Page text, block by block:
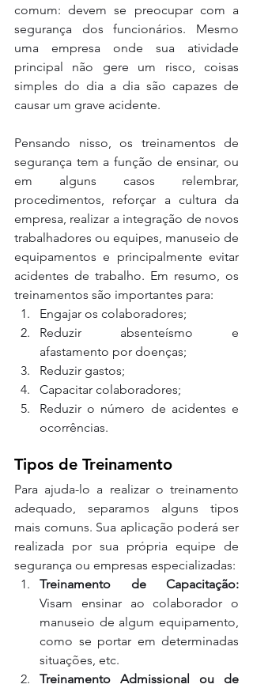
comum: devem se preocupar com a
segurança dos funcionários. Mesmo
uma empresa onde sua atividade
principal não gere um risco, coisas
simples do dia a dia são capazes de
causar um grave acidente.
Pensando nisso, os treinamentos de
segurança tem a função de ensinar, ou
em alguns casos relembrar,
procedimentos, reforçar a cultura da
empresa, realizar a integração de novos
trabalhadores ou equipes, manuseio de
equipamentos e principalmente evitar
acidentes de trabalho. Em resumo, os
treinamentos são importantes para:
Engajar os colaboradores;
Reduzir absenteísmo e
afastamento por doenças;
Reduzir gastos;
Capacitar colaboradores;
Reduzir o número de acidentes e
ocorrências.
Tipos de Treinamento
Para ajuda-lo a realizar o treinamento
adequado, separamos alguns tipos
mais comuns. Sua aplicação poderá ser
realizada por sua própria equipe de
segurança ou empresas especializadas:
Treinamento de Capacitação:
Visam ensinar ao colaborador o
manuseio de algum equipamento,
como se portar em determinadas
situações, etc.
Treinamento Admissional ou de